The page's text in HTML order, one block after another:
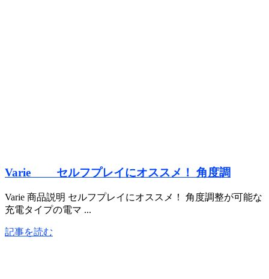
Varie セルフプレイにオススメ！ 角度調
Varie 商品説明 セルフプレイにオススメ！ 角度調整が可能な
充電タイプの電マ ...
記事を読む